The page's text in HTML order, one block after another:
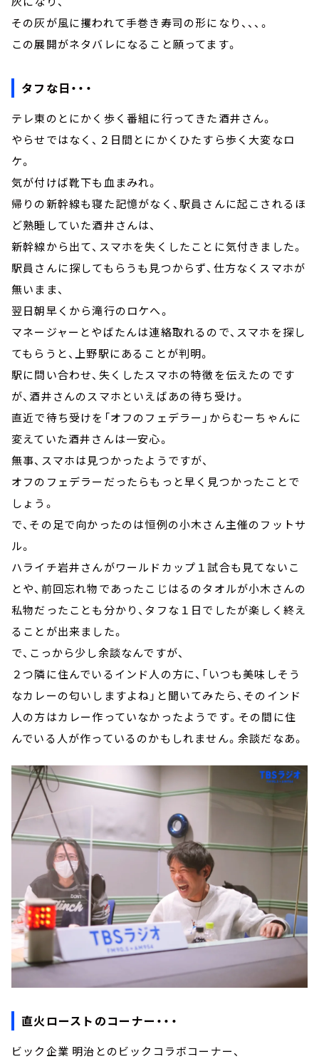
その灰が風に攫われて手巻き寿司の形になり、、、。
この展開がネタバレになること願ってます。
タフな日・・・
テレ東のとにかく歩く番組に行ってきた酒井さん。
やらせではなく、２日間とにかくひたすら歩く大変なロ
ケ。
気が付けば靴下も血まみれ。
帰りの新幹線も寝た記憶がなく、駅員さんに起こされるほ
ど熟睡していた酒井さんは、
新幹線から出て、スマホを失くしたことに気付きました。
駅員さんに探してもらうも見つからず、仕方なくスマホが
無いまま、
翌日朝早くから滝行のロケへ。
マネージャーとやばたんは連絡取れるので、スマホを探し
てもらうと、上野駅にあることが判明。
駅に問い合わせ、失くしたスマホの特徴を伝えたのです
が、酒井さんのスマホといえばあの待ち受け。
直近で待ち受けを「オフのフェデラー」からむーちゃんに
変えていた酒井さんは一安心。
無事、スマホは見つかったようですが、
オフのフェデラーだったらもっと早く見つかったことで
しょう。
で、その足で向かったのは恒例の小木さん主催のフットサ
ル。
ハライチ岩井さんがワールドカップ１試合も見てないこ
とや、前回忘れ物であったこじはるのタオルが小木さんの
私物だったことも分かり、タフな１日でしたが楽しく終え
ることが出来ました。
で、こっから少し余談なんですが、
２つ隣に住んでいるインド人の方に、「いつも美味しそう
なカレーの匂いしますよね」と聞いてみたら、そのインド
人の方はカレー作っていなかったようです。その間に住
んでいる人が作っているのかもしれません。余談だなあ。
直火ローストのコーナー・・・
ビック企業 明治とのビックコラボコーナー、